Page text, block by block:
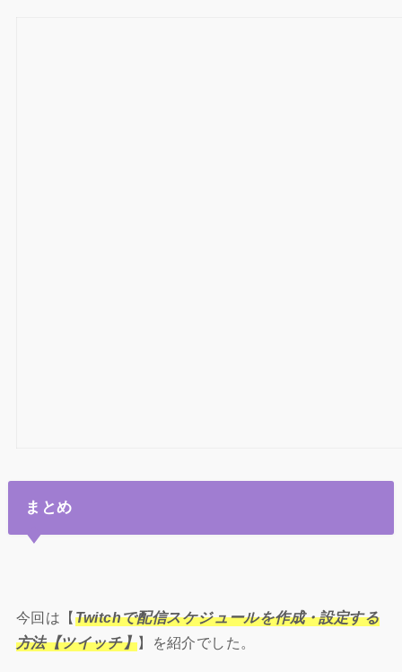
まとめ
今回は【Twitchで配信スケジュールを作成・設定する
方法【ツイッチ】】を紹介でした。